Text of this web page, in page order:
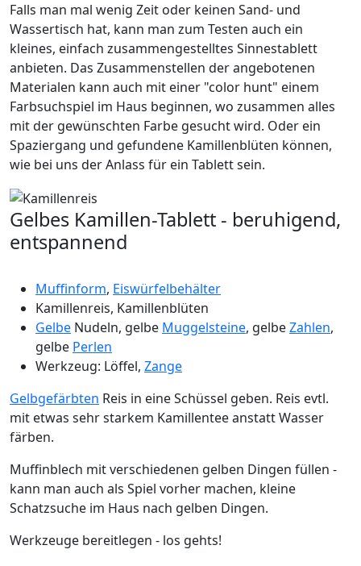
Falls man mal wenig Zeit oder keinen Sand- und
Wassertisch hat, kann man zum Testen auch ein
kleines, einfach zusammengestelltes Sinnestablett
anbieten. Das Zusammenstellen der angebotenen
Materialen kann auch mit einer "color hunt" einem
Farbsuchspiel im Haus beginnen, wo zusammen alles
mit der gewünschten Farbe gesucht wird. Oder ein
Spaziergang und gefundene Kamillenblüten können,
wie bei uns der Anlass für ein Tablett sein.
Gelbes Kamillen-Tablett - beruhigend,
entspannend
Muffinform, Eiswürfelbehälter
Kamillenreis, Kamillenblüten
Gelbe Nudeln, gelbe Muggelsteine, gelbeZahlen,
gelbe Perlen
Werkzeug: Löffel, Zange
Gelbgefärbten Reis in eine Schüssel geben. Reis evtl.
mit etwas sehr starkem Kamillentee anstatt Wasser
färben.
Muffinblech mit verschiedenen gelben Dingen füllen -
kann man auch als Spiel vorher machen, kleine
Schatzsuche im Haus nach gelben Dingen.
Werkzeuge bereitlegen - los gehts!